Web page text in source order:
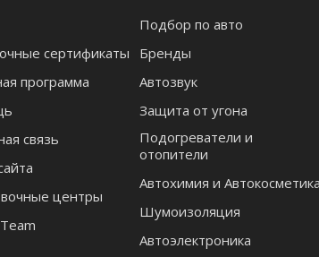
сертификаты
программа
связь
центры
Подбор по авто
Бренды
Автозвук
Защита от угона
Подогреватели и
отопители
Автохимия и Автокосметика
Шумоизоляция
Автоэлектроника